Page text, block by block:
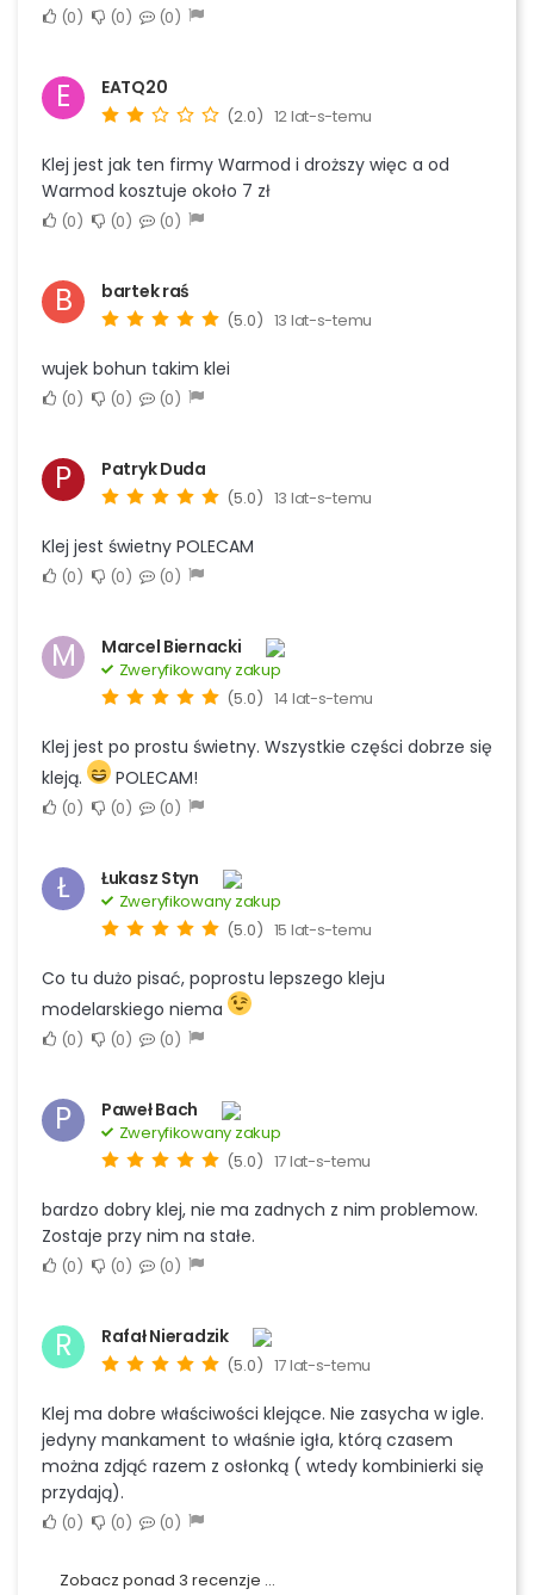
0 0 0
E EATQ20
(2.0) 12 lat-s-temu
Klej jest jak ten firmy Warmod i droższy więc a od
Warmod kosztuje około 7 zł
0 0 0
B bartek raś
(5.0) 13 lat-s-temu
wujek bohun takim klei
0 0 0
P Patryk Duda
(5.0) 13 lat-s-temu
Klej jest świetny POLECAM
0 0 0
M Marcel Biernacki
Zweryfikowany zakup
(5.0) 14 lat-s-temu
Klej jest po prostu świetny. Wszystkie części dobrze się
kleją.
POLECAM!
0 0 0
Ł Łukasz Styn
Zweryfikowany zakup
(5.0) 15 lat-s-temu
Co tu dużo pisać, poprostu lepszego kleju
modelarskiego niema
0 0 0
P Paweł Bach
Zweryfikowany zakup
(5.0) 17 lat-s-temu
bardzo dobry klej, nie ma zadnych z nim problemow.
Zostaje przy nim na stałe.
0 0 0
R Rafał Nieradzik
(5.0) 17 lat-s-temu
Klej ma dobre właściwości klejące. Nie zasycha w igle.
jedyny mankament to właśnie igła, którą czasem
można zdjąć razem z osłonką ( wtedy kombinierki się
przydają).
0 0 0
Zobacz ponad 3 recenzje